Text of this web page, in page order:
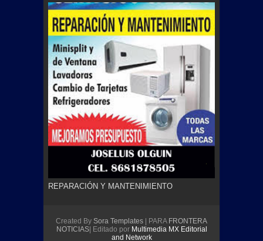
REPARACIÓN Y MANTENIMIENTO
Created By Sora Templates | PARA FRONTERA
NOTICIAS| Editado por Multimedia MX Editorial
and Network